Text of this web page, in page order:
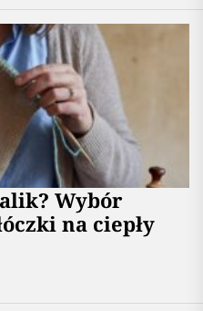
Wybór
na ciepły